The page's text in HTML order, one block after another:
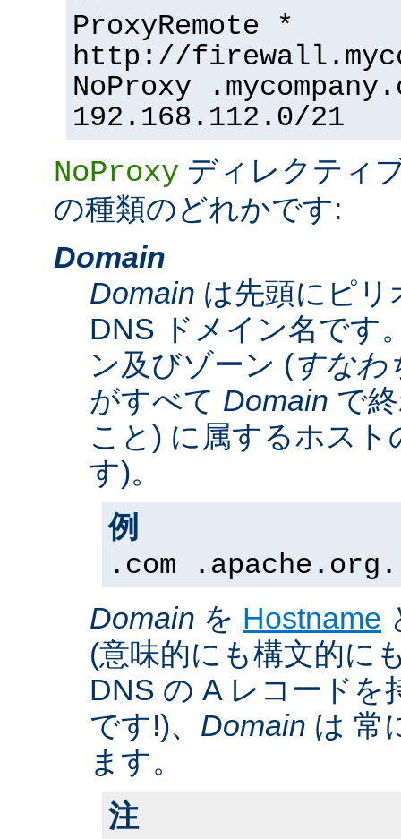
ProxyRemote *
http://
NoProxy
192.168.112.0/21
NoProxy ディレクティ
の種類のどれかです:
Domain
Domain は先頭にピリ
DNS ドメイン名です
ン及びゾーン (すなわ
がすべて Domain で
こと) に属するホス
す)。
例
.com .apache.org.
Domain を Hostname
(意味的にも構文的に
DNS の A レコードを
です!)、 Domain は 常
ます。
注